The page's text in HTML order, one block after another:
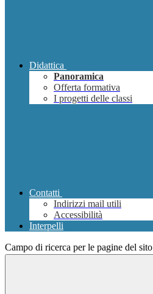
Didattica
Panoramica
Offerta formativa
I progetti delle classi
Contatti
Indirizzi mail utili
Accessibilità
Interpelli
Campo di ricerca per le pagine del sito